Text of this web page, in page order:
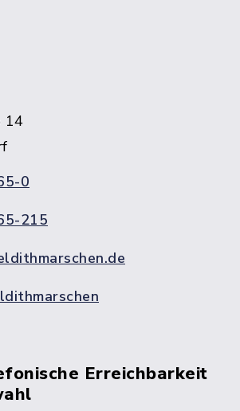
14
0
215
Erreichbarkeit